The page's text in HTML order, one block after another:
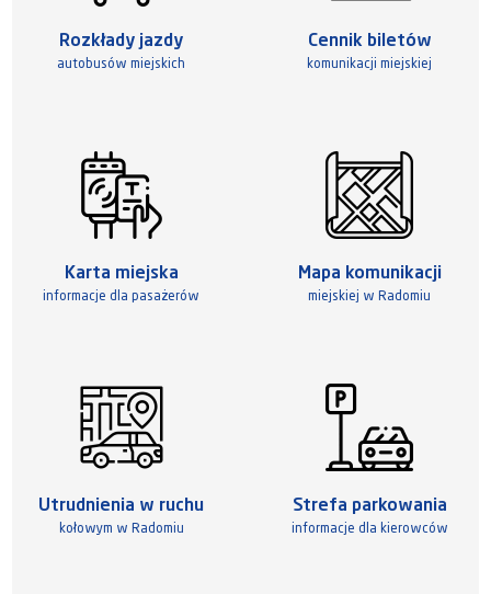
Rozkłady jazdy
autobusów miejskich
Cennik biletów
komunikacji miejskiej
Karta miejska
informacje dla pasażerów
Mapa komunikacji
miejskiej w Radomiu
Utrudnienia w ruchu
kołowym w Radomiu
Strefa parkowania
informacje dla kierowców